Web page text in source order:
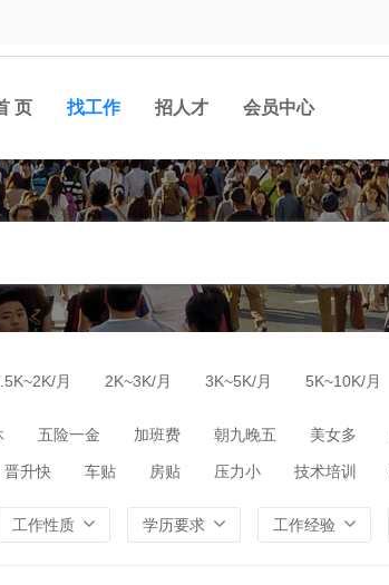
页 找工作 招人才 会员中心
月 2K~3K/月 3K~5K/月 5K~10K/月
五险一金 加班费 朝九晚五 美女多
晋升快 车贴 房贴 压力小 技术培训
工作性质 学历要求 工作经验